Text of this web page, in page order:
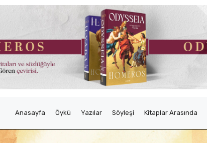
Anasayfa Öykü Yazılar Söyleşi Kitaplar Arasında